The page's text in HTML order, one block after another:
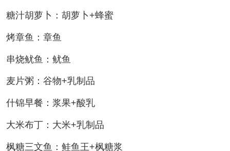
糖汁胡萝卜：胡萝卜+蜂蜜
烤章鱼：章鱼
串烧鱿鱼：鱿鱼
麦片粥：谷物+乳制品
什锦早餐：浆果+酸乳
大米布丁：大米+乳制品
枫糖三文鱼：鲑鱼王+枫糖浆